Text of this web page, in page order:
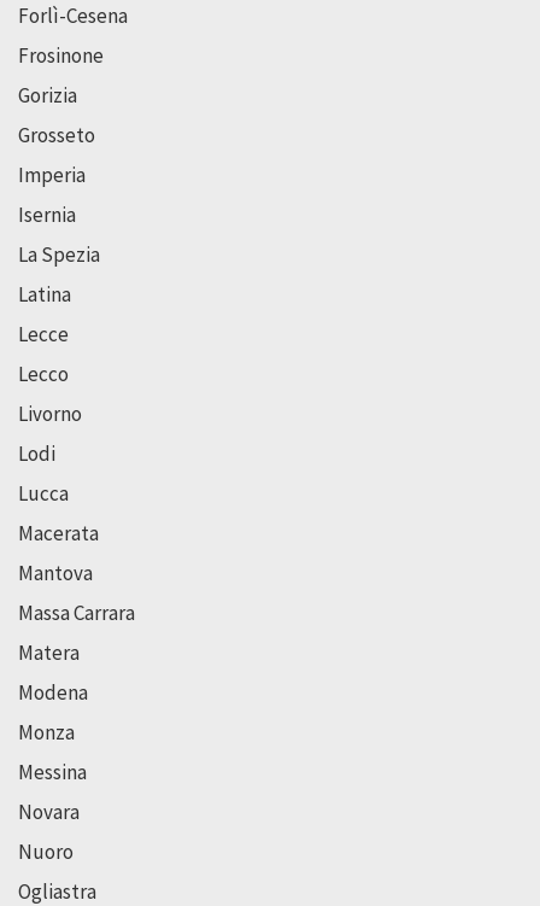
Forlì-Cesena
Frosinone
Gorizia
Grosseto
Imperia
Isernia
La Spezia
Latina
Lecce
Lecco
Livorno
Lodi
Lucca
Macerata
Mantova
Massa Carrara
Matera
Modena
Monza
Messina
Novara
Nuoro
Ogliastra